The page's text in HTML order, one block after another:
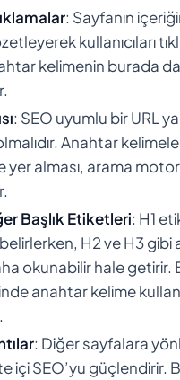
: Sayfanın
kullanıcıları
kelimenin burada
: SEO uyumlu bir URL
Anahtar
yer alması, arama
Başlık Etiketleri: H1
belirlerken, H2 ve H3 gibi
okunabilir hale getirir.
anahtar kelime
: Diğer sayfalara
içi SEO’yu güçlendirir.